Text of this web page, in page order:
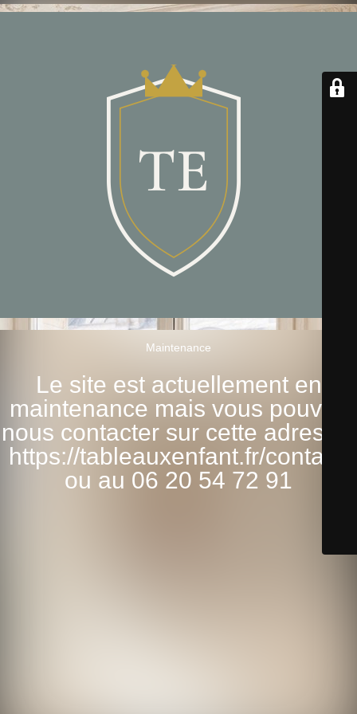
Maintenance
Le site est actuellement en
maintenance mais vous pouvez
nous contacter sur cette adresse:
https://tableauxenfant.fr/contact/
ou au 06 20 54 72 91